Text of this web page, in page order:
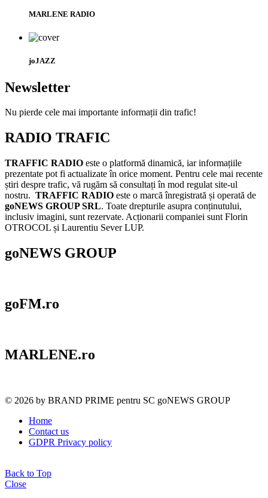
MARLENE RADIO
joJAZZ
Newsletter
Nu pierde cele mai importante informații din trafic!
RADIO TRAFIC
TRAFFIC RADIO este o platformă dinamică, iar informațiile
prezentate pot fi actualizate în orice moment. Pentru cele mai recente
știri despre trafic, vă rugăm să consultați în mod regulat site-ul
nostru. TRAFFIC RADIO este o marcă înregistrată și operată de
goNEWS GROUP SRL. Toate drepturile asupra conținutului,
inclusiv imagini, sunt rezervate. Acționarii companiei sunt Florin
OTROCOL și Laurentiu Sever LUP.
goNEWS GROUP
goFM.ro
MARLENE.ro
© 2026 by BRAND PRIME pentru SC goNEWS GROUP
Home
Contact us
GDPR Privacy policy
Back to Top
Close